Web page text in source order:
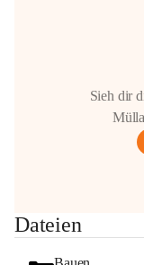
anrainer-
Bei Fragen, Anliegen
Die OMV wird im Zuge
Sieh dir
Dateien